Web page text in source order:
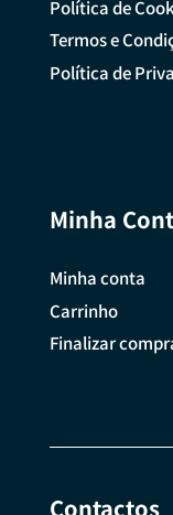
Política de
Termos e
Política de
Minha
Minha conta
Carrinho
Finalizar
Contactos